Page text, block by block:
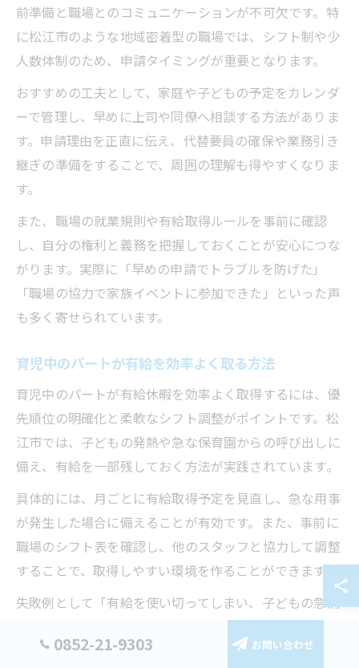
前準備と職場とのコミュニケーションが不可欠です。特
に松江市のような地域密着型の職場では、シフト制や少
人数体制のため、申請タイミングが重要となります。
おすすめの工夫として、家庭や子どもの予定をカレンダ
ーで管理し、早めに上司や同僚へ相談する方法がありま
す。申請理由を正直に伝え、代替要員の確保や業務引き
継ぎの準備をすることで、周囲の理解も得やすくなりま
す。
また、職場の就業規則や有給取得ルールを事前に確認
し、自分の権利と義務を把握しておくことが安心につな
がります。実際に「早めの申請でトラブルを防げた」
「職場の協力で家族イベントに参加できた」といった声
も多く寄せられています。
育児中のパートが有給を効率よく取る方法
育児中のパートが有給休暇を効率よく取得するには、優
先順位の明確化と柔軟なシフト調整がポイントです。松
江市では、子どもの発熱や急な保育園からの呼び出しに
備え、有給を一部残しておく方法が実践されています。
具体的には、月ごとに有給取得予定を見直し、急な用事
が発生した場合に備えることが有効です。また、事前に
職場のシフト表を確認し、他のスタッフと協力して調整
することで、取得しやすい環境を作ることができます。
失敗例として「有給を使い切ってしまい、子どもの急病
時に欠勤扱いになった」という声もあるため、計画的な
運用が大切です。家族や職場と連携しながら、有給を賢
0852-21-9303 お問い合わせ